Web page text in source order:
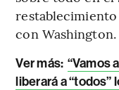
con Washington.
Ver más: “Vamos
liberará a